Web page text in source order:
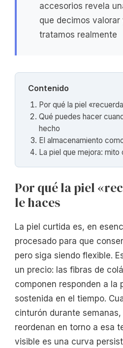
accesorios revela
que decimos valorar
tratamos realmente
Contenido
Por qué la piel
Qué puedes hacer
hecho
El almacenamiento
La piel que mejora: mito
Por qué la piel
le haces
La piel curtida es, en
procesado para que
pero siga siendo flexible.
un precio: las fibras de
componen responden a la
sostenida en el tiempo.
cinturón durante
reordenan en torno a esa
visible es una curva